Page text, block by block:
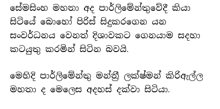
සේමසිංහ මහතා අද පාර්ලිමේන්තුවේදී කියා
සිටියේ බොහෝ පිරිස් සිදුකරගෙන යන
සංවර්ධනය වෙනත් දිශාවකට ගෙනයාම සදහා
කටයුතු කරමින් සිටින බවයි.
මෙහිදි පාර්ලිමේන්තු මන්ත්‍රී ලක්ෂ්මන් කිරිඇල්ල
මහතා ද මෙලෙස අදහස් දක්වා සිටියා.